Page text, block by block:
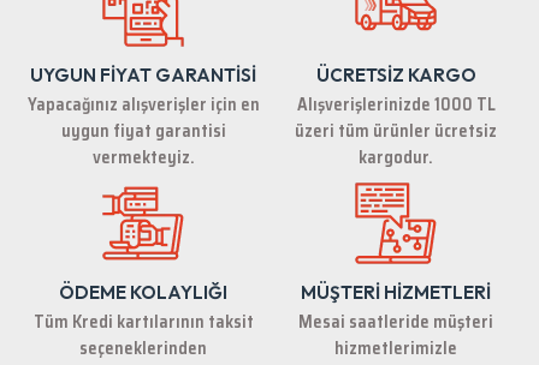
Ürün resmi kalitesiz, bozuk veya görüntülenemiyor.
Ürün açıklamasında eksik bilgiler bulunuyor.
Ürün bilgilerinde hatalar bulunuyor.
Ürün fiyatı diğer sitelerden daha pahalı.
Bu ürüne benzer farklı alternatifler olmalı.
UYGUN FİYAT GARANTİSİ
Yapacağınız alışverişler için en
uygun fiyat garantisi
vermekteyiz.
ÜCRETSİZ KARGO
Alışverişlerinizde 1000 TL
üzeri tüm ürünler ücretsiz
kargodur.
ÖDEME KOLAYLIĞI
Tüm Kredi kartılarının taksit
seçeneklerinden
MÜŞTERİ HİZMETLERİ
Mesai saatleride müşteri
hizmetlerimizle